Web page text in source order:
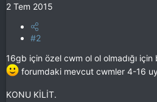
2 Tem 2015
#2
16gb için özel cwm ol ol olmadığı için
forumdaki mevcut cwmler 4-16
KONU KİLİT.